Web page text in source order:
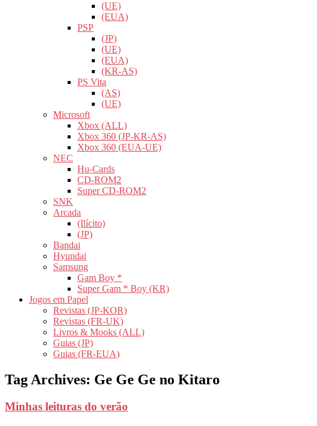
(UE)
(EUA)
PSP
(JP)
(UE)
(EUA)
(KR-AS)
PS Vita
(AS)
(UE)
Microsoft
Xbox (ALL)
Xbox 360 (JP-KR-AS)
Xbox 360 (EUA-UE)
NEC
Hu-Cards
CD-ROM2
Super CD-ROM2
SNK
Arcada
(Ilícito)
(JP)
Bandai
Hyundai
Samsung
Gam Boy *
Super Gam * Boy (KR)
Jogos em Papel
Revistas (JP-KOR)
Revistas (FR-UK)
Livros & Mooks (ALL)
Guias (JP)
Guias (FR-EUA)
Tag Archives: Ge Ge Ge no Kitaro
Minhas leituras do verão